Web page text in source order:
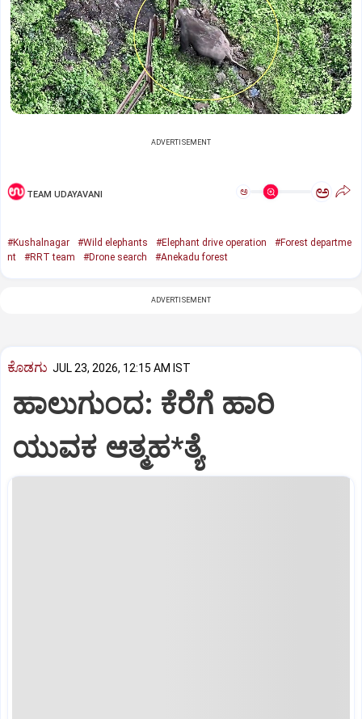
ADVERTISEMENT
TEAM UDAYAVANI ಅ ಅ
#Kushalnagar #Wild elephants #Elephant drive operation
#Forest departme
nt
#RRT team #Drone search #Anekadu forest
ADVERTISEMENT
ಕೊಡಗು JUL 23, 2026, 12:15 AM IST
ಹಾಲುಗುಂದ: ಕೆರೆಗೆ ಹಾರಿ
ಯುವಕ ಆತ್ಮಹ*ತ್ಯೆ